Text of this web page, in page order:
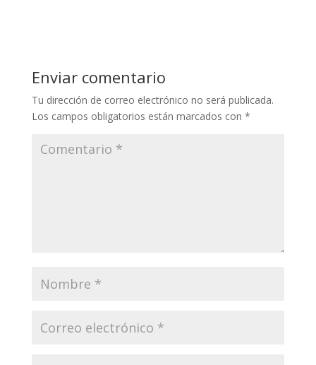
Enviar comentario
Tu dirección de correo electrónico no será publicada.
Los campos obligatorios están marcados con *